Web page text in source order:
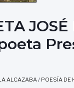
ALCAZABA/ POESÍA DE